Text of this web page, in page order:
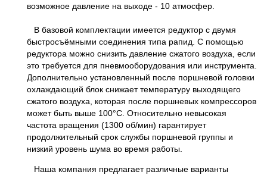
возможное давление на выходе - 10 атмосфер.
В базовой комплектации имеется редуктор с двумя
быстросъёмными соединения типа рапид. С помощью
редуктора можно снизить давление сжатого воздуха, если
это требуется для пневмооборудования или инструмента.
Дополнительно установленный после поршневой головки
охлаждающий блок снижает температуру выходящего
сжатого воздуха, которая после поршневых компрессоров
может быть выше 100°С. Относительно невысокая
частота вращения (1300 об/мин) гарантирует
продолжительный срок службы поршневой группы и
низкий уровень шума во время работы.
Наша компания предлагает различные варианты